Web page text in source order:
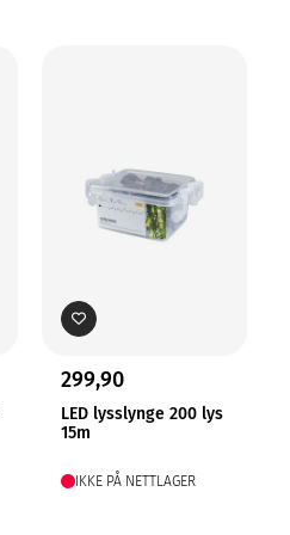
299,90
LED lysslynge 200 lys
15m
IKKE PÅ NETTLAGER